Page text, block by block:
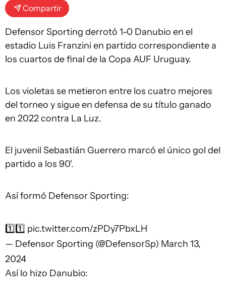
Compartir
Defensor Sporting derrotó 1-0 Danubio en el
estadio Luis Franzini en partido correspondiente a
los cuartos de final de la Copa AUF Uruguay.
Los violetas se metieron entre los cuatro mejores
del torneo y sigue en defensa de su título ganado
en 2022 contra La Luz.
El juvenil Sebastián Guerrero marcó el único gol del
partido a los 90'.
Así formó Defensor Sporting:
1️⃣1️⃣ pic.twitter.com/zPDy7PbxLH
— Defensor Sporting (@DefensorSp) March 13,
2024
Así lo hizo Danubio: